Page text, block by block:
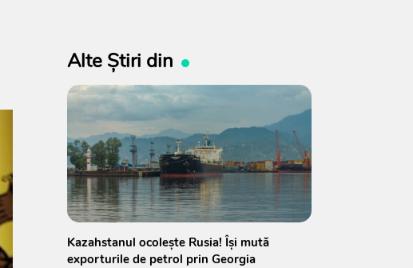
Alte Știri din
Kazahstanul ocolește Rusia! Își mută
exporturile de petrol prin Georgia